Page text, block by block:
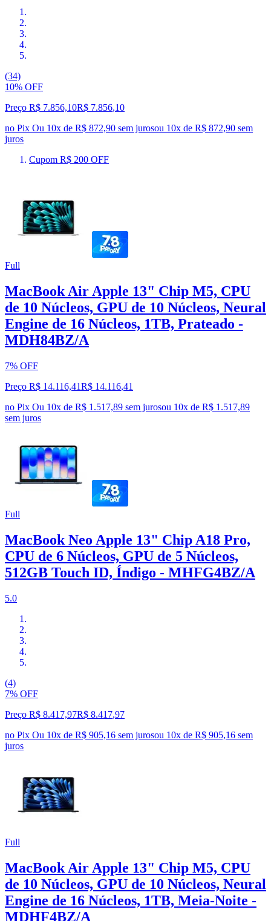
(34)
10% OFF
Preço R$ 7.856,10R$ 7.856,10
no Pix Ou 10x de R$ 872,90 sem jurosou 10x de R$ 872,90 sem
juros
Cupom R$ 200 OFF
Full
MacBook Air Apple 13" Chip M5, CPU
de 10 Núcleos, GPU de 10 Núcleos, Neural
Engine de 16 Núcleos, 1TB, Prateado -
MDH84BZ/A
7% OFF
Preço R$ 14.116,41R$ 14.116,41
no Pix Ou 10x de R$ 1.517,89 sem jurosou 10x de R$ 1.517,89
sem juros
Full
MacBook Neo Apple 13" Chip A18 Pro,
CPU de 6 Núcleos, GPU de 5 Núcleos,
512GB Touch ID, Índigo - MHFG4BZ/A
5.0
(4)
7% OFF
Preço R$ 8.417,97R$ 8.417,97
no Pix Ou 10x de R$ 905,16 sem jurosou 10x de R$ 905,16 sem
juros
Full
MacBook Air Apple 13" Chip M5, CPU
de 10 Núcleos, GPU de 10 Núcleos, Neural
Engine de 16 Núcleos, 1TB, Meia-Noite -
MDHF4BZ/A